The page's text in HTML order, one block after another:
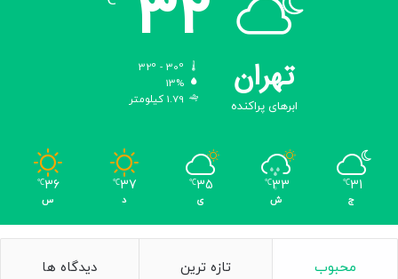
تهران
ابرهای پراکنده
32
13%
1.79 کیلومتر
31
℃
ج
33
℃
ش
35
℃
ی
37
℃
د
36
℃
س
محبوب تازه ترین دیدگاه ها